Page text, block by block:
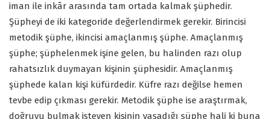
iman ile inkâr arasında tam ortada kalmak şüphedir.
Şüpheyi de iki kategoride değerlendirmek gerekir. Birincisi
metodik şüphe, ikincisi amaçlanmış şüphe. Amaçlanmış
şüphe; şüphelenmek işine gelen, bu halinden razı olup
rahatsızlık duymayan kişinin şüphesidir. Amaçlanmış
şüphede kalan kişi küfürdedir. Küfre razı değilse hemen
tevbe edip çıkması gerekir. Metodik şüphe ise araştırmak,
doğruyu bulmak isteyen kişinin yaşadığı şüphe hali ki buna